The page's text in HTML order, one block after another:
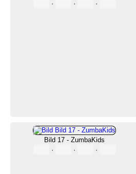
·
· ·
Bild 17 - ZumbaKids
·
· ·